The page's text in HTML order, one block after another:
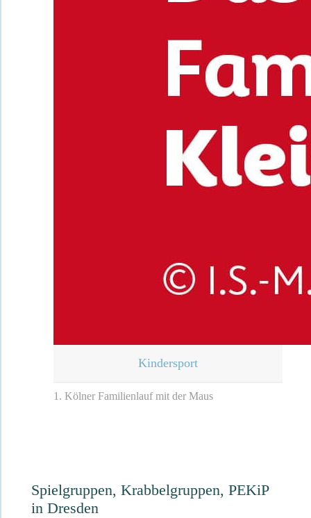
Kindersport
1. Kölner Familienlauf mit der Maus
Spielgruppen, Krabbelgruppen, PEKiP
in Dresden